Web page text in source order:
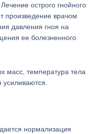
острого гнойного
произведение врачом
давления гноя на
ее болезненного
масс, температура тела
нормализация